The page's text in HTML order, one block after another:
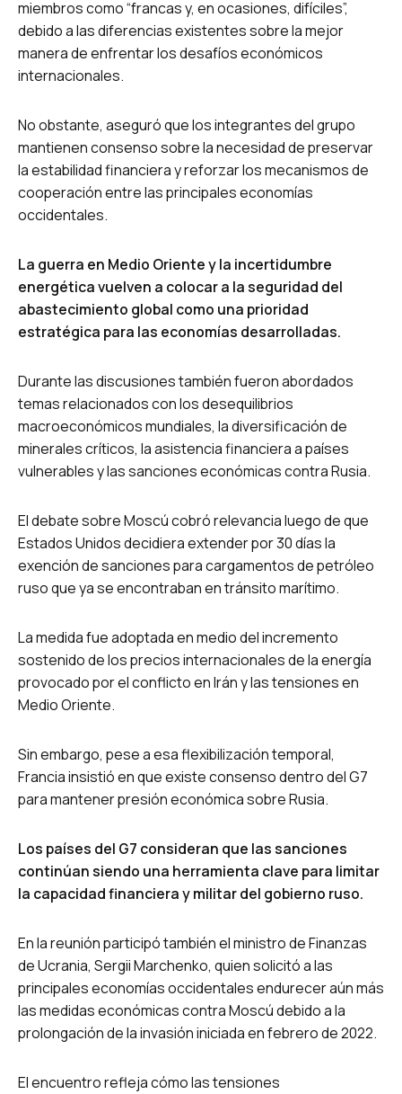
miembros como “francas y, en ocasiones, difíciles”,
debido a las diferencias existentes sobre la mejor
manera de enfrentar los desafíos económicos
internacionales.
No obstante, aseguró que los integrantes del grupo
mantienen consenso sobre la necesidad de preservar
la estabilidad financiera y reforzar los mecanismos de
cooperación entre las principales economías
occidentales.
La guerra en Medio Oriente y la incertidumbre
energética vuelven a colocar a la seguridad del
abastecimiento global como una prioridad
estratégica para las economías desarrolladas.
Durante las discusiones también fueron abordados
temas relacionados con los desequilibrios
macroeconómicos mundiales, la diversificación de
minerales críticos, la asistencia financiera a países
vulnerables y las sanciones económicas contra Rusia.
El debate sobre Moscú cobró relevancia luego de que
Estados Unidos decidiera extender por 30 días la
exención de sanciones para cargamentos de petróleo
ruso que ya se encontraban en tránsito marítimo.
La medida fue adoptada en medio del incremento
sostenido de los precios internacionales de la energía
provocado por el conflicto en Irán y las tensiones en
Medio Oriente.
Sin embargo, pese a esa flexibilización temporal,
Francia insistió en que existe consenso dentro del G7
para mantener presión económica sobre Rusia.
Los países del G7 consideran que las sanciones
continúan siendo una herramienta clave para limitar
la capacidad financiera y militar del gobierno ruso.
En la reunión participó también el ministro de Finanzas
de Ucrania, Sergii Marchenko, quien solicitó a las
principales economías occidentales endurecer aún más
las medidas económicas contra Moscú debido a la
prolongación de la invasión iniciada en febrero de 2022.
El encuentro refleja cómo las tensiones